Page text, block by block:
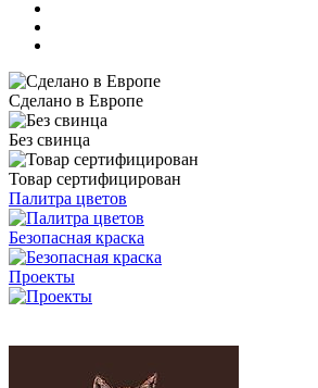
Сделано в Европе
Без свинца
Товар сертифицирован
Палитра цветов
Безопасная краска
Проекты